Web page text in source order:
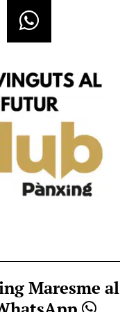
Maresme al